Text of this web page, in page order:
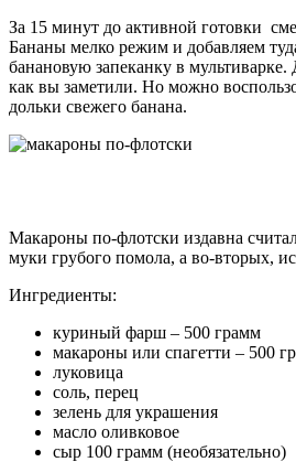
За 15 минут до активной готовки
Бананы мелко режим и добавляем
банановую запеканку в
как вы заметили. Но можно
дольки свежего банана.
Макароны по-флотски издавна
муки грубого помола, а во-вторых,
Ингредиенты:
куриный фарш – 500 грамм
макароны или спагетти – 500
луковица
соль, перец
зелень для украшения
масло оливковое
сыр 100 грамм (необязательно)